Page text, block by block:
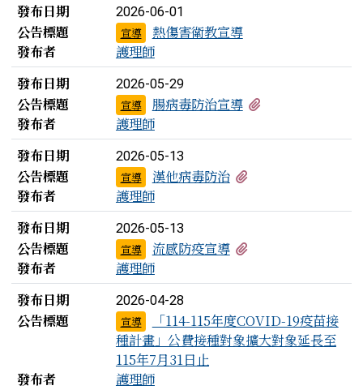
發布日期
2026-06-01
公告標題 宣導
熱傷害衛教宣導
發布者
護理師
發布日期
2026-05-29
公告標題 宣導 腸病毒防治宣導
發布者
護理師
發布日期
2026-05-13
公告標題 宣導 漢他病毒防治
發布者
護理師
發布日期
2026-05-13
公告標題 宣導 流感防疫宣導
發布者
護理師
發布日期
2026-04-28
公告標題 宣導
「114-115年度COVID-19疫苗接
種計畫」公費接種對象擴大對象延長至
115年7月31日止
發布者
護理師